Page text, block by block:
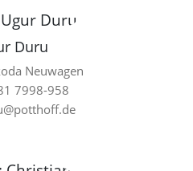
Duru
Neuwagen
7998-958